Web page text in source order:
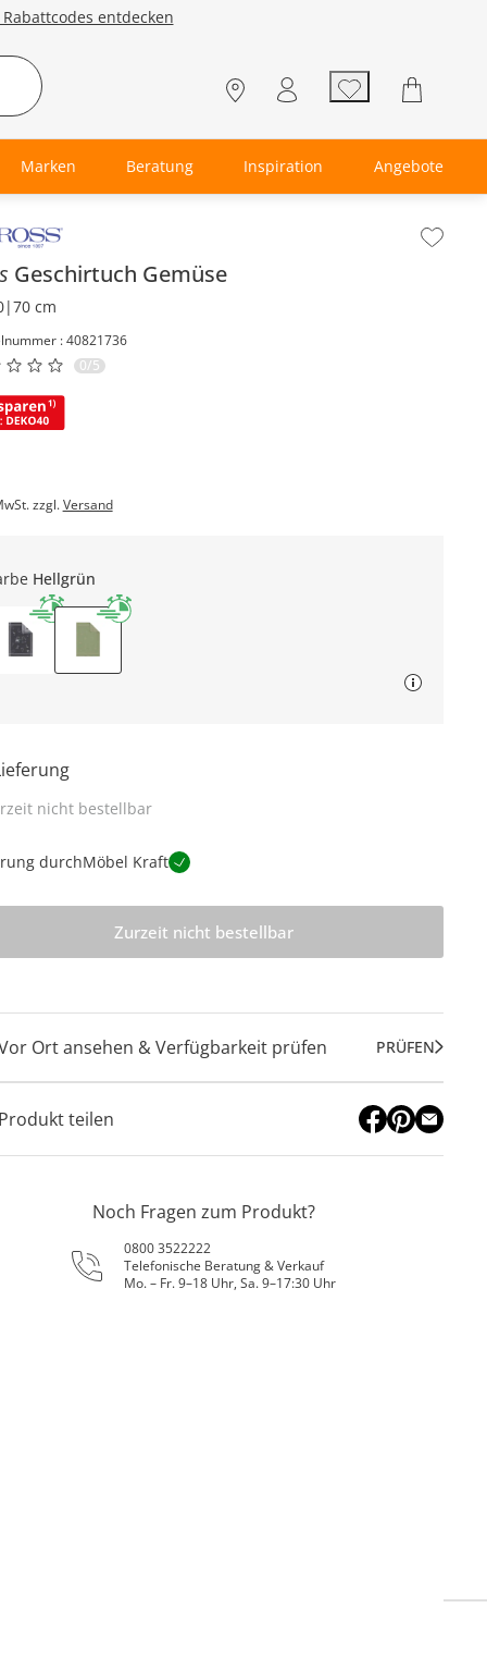
entdecken
Marken Beratung Inspiration Angebote
der Seitenleiste überspringen - Zum Seitenende
Geschirtuch Gemüse
cm
: 40821736
0/5
zzgl.Versand
Hellgrün
nicht bestellbar
durchMöbel Kraft
Zurzeit nicht bestellbar
Ort ansehen & Verfügbarkeit prüfen PRÜFEN
teilen
Noch Fragen zum Produkt?
0800 3522222
Telefonische Beratung & Verkauf
Mo. – Fr. 9–18 Uhr, Sa. 9–17:30 Uhr